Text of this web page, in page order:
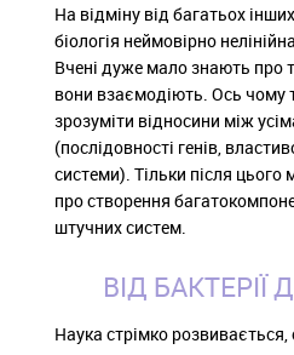
На відміну від багатьох
біологія неймовірно
Вчені дуже мало знають про
вони взаємодіють. Ось чому
зрозуміти відносини між
(послідовності генів,
системи). Тільки після
про створення
штучних систем.
ВІД
Наука стрімко